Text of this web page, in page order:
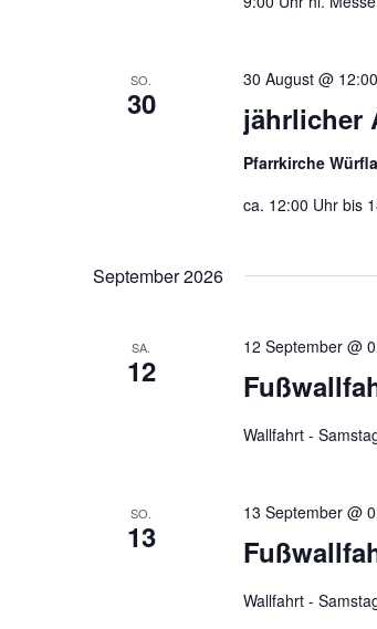
SO.
30 jährlicher
30 August @ 12:00
Pfarrkirche
ca. 12:00 Uhr bis
September 2026
SA.
12
12 September @
Wallfahrt -
SO.
13
13 September @
Wallfahrt -